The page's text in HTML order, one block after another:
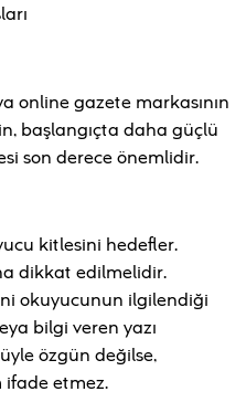
online gazete markasının
başlangıçta daha güçlü
son derece önemlidir.
kitlesini hedefler.
dikkat edilmelidir.
okuyucunun ilgilendiği
bilgi veren yazı
özgün değilse,
ifade etmez.